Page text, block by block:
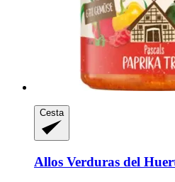
Cesta
Allos Verduras del